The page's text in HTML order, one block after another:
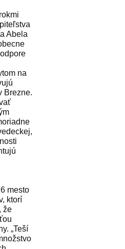
Abela
na
Brezne.
mesto
ktorí
že
„Teší